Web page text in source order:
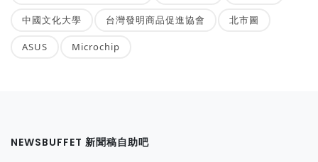
中國文化大學 台灣發明商品促進協會 北市圖
ASUS Microchip
NEWSBUFFET 新聞稿自助吧